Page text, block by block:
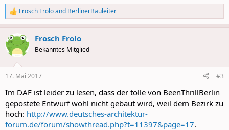
R
e
a
c
t
i
s
Frosch Froloand BerlinerBauleiter
Frosch Frolo
Bekanntes Mitglied
17. Mai 2017 #3
Im DAF ist leider zu lesen, dass der tolle von BeenThrillBerlin
gepostete Entwurf wohl nicht gebaut wird, weil dem Bezirk zu
hoch: http://www.deutsches-architektur-
forum.de/forum/showthread.php?t=11397&page=17.